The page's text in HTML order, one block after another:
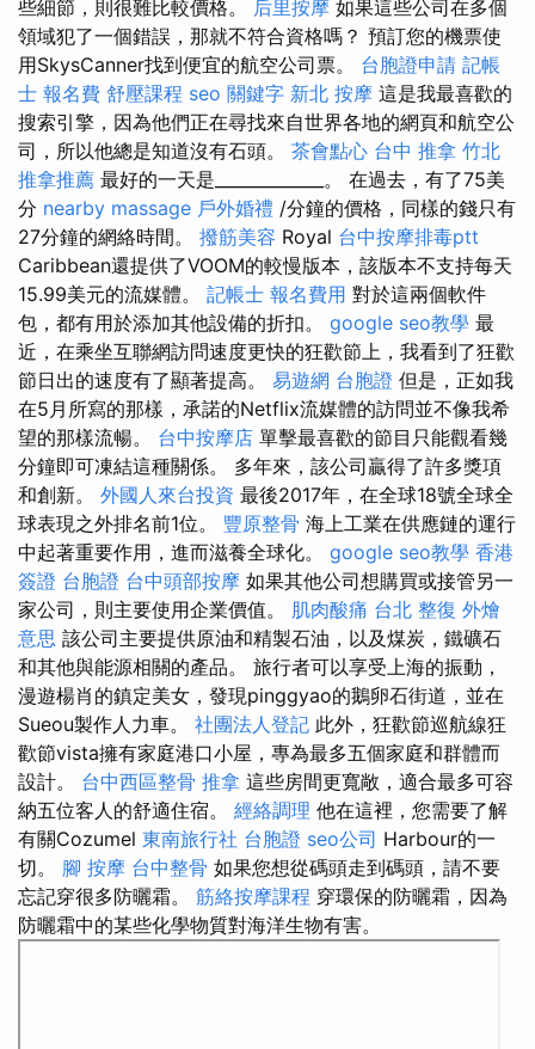
些細節，則很難比較價格。 后里按摩 如果這些公司在多個
領域犯了一個錯誤，那就不符合資格嗎？ 預訂您的機票使
用SkysCanner找到便宜的航空公司票。 台胞證申請 記帳
士 報名費 舒壓課程 seo 關鍵字 新北 按摩 這是我最喜歡的
搜索引擎，因為他們正在尋找來自世界各地的網頁和航空公
司，所以他總是知道沒有石頭。 茶會點心 台中 推拿 竹北
推拿推薦 最好的一天是_____________。 在過去，有了75美
分 nearby massage 戶外婚禮 /分鐘的價格，同樣的錢只有
27分鐘的網絡時間。 撥筋美容 Royal 台中按摩排毒ptt
Caribbean還提供了VOOM的較慢版本，該版本不支持每天
15.99美元的流媒體。 記帳士 報名費用 對於這兩個軟件
包，都有用於添加其他設備的折扣。 google seo教學 最
近，在乘坐互聯網訪問速度更快的狂歡節上，我看到了狂歡
節日出的速度有了顯著提高。 易遊網 台胞證 但是，正如我
在5月所寫的那樣，承諾的Netflix流媒體的訪問並不像我希
望的那樣流暢。 台中按摩店 單擊最喜歡的節目只能觀看幾
分鐘即可凍結這種關係。 多年來，該公司贏得了許多獎項
和創新。 外國人來台投資 最後2017年，在全球18號全球全
球表現之外排名前1位。 豐原整骨 海上工業在供應鏈的運行
中起著重要作用，進而滋養全球化。 google seo教學 香港
簽證 台胞證 台中頭部按摩 如果其他公司想購買或接管另一
家公司，則主要使用企業價值。 肌肉酸痛 台北 整復 外燴
意思 該公司主要提供原油和精製石油，以及煤炭，鐵礦石
和其他與能源相關的產品。 旅行者可以享受上海的振動，
漫遊楊肖的鎮定美女，發現pinggyao的鵝卵石街道，並在
Sueou製作人力車。 社團法人登記 此外，狂歡節巡航線狂
歡節vista擁有家庭港口小屋，專為最多五個家庭和群體而
設計。 台中西區整骨 推拿 這些房間更寬敞，適合最多可容
納五位客人的舒適住宿。 經絡調理 他在這裡，您需要了解
有關Cozumel 東南旅行社 台胞證 seo公司 Harbour的一
切。 腳 按摩 台中整骨 如果您想從碼頭走到碼頭，請不要
忘記穿很多防曬霜。 筋絡按摩課程 穿環保的防曬霜，因為
防曬霜中的某些化學物質對海洋生物有害。